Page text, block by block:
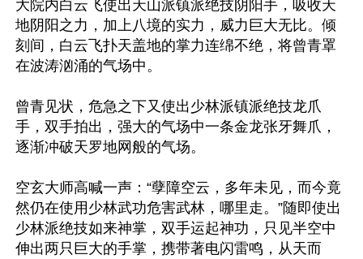
大院内白云飞使出天山派镇派绝技阴阳手，吸收天
地阴阳之力，加上八境的实力，威力巨大无比。倾
刻间，白云飞扑天盖地的掌力连绵不绝，将曾青罩
在波涛汹涌的气场中。
曾青见状，危急之下又使出少林派镇派绝技龙爪
手，双手拍出，强大的气场中一条金龙张牙舞爪，
逐渐冲破天罗地网般的气场。
空玄大师高喊一声：“孽障空云，多年未见，而今竟
然仍在使用少林武功危害武林，哪里走。”随即使出
少林派绝技如来神掌，双手运起神功，只见半空中
伸出两只巨大的手掌，携带著电闪雷鸣，从天而